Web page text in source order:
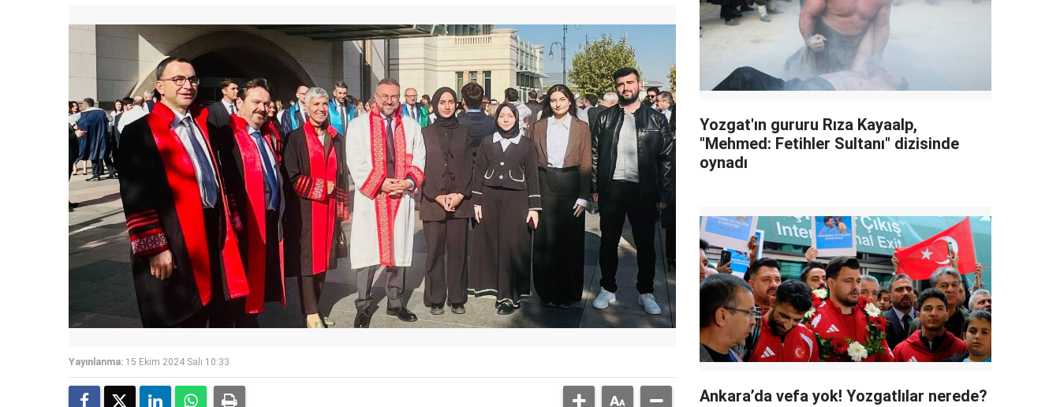
Yayınlanma: 15 Ekim 2024 Salı 10:33
Yozgat'ın gururu Rıza Kayaalp,
"Mehmed: Fetihler Sultanı" dizisinde
oynadı
Ankara’da vefa yok! Yozgatlılar nerede?